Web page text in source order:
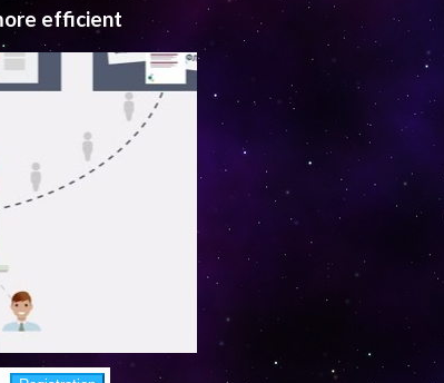
efficient